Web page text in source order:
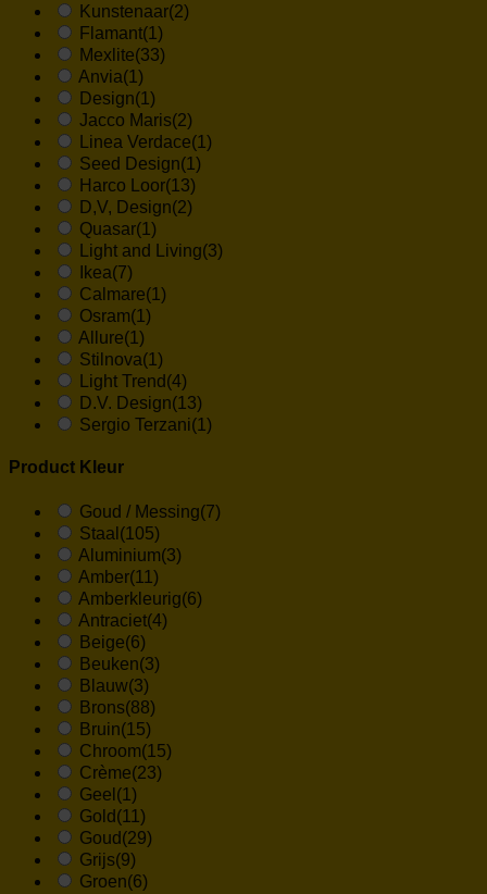
Kunstenaar(2)
Flamant(1)
Mexlite(33)
Anvia(1)
Design(1)
Jacco Maris(2)
Linea Verdace(1)
Seed Design(1)
Harco Loor(13)
D,V, Design(2)
Quasar(1)
Light and Living(3)
Ikea(7)
Calmare(1)
Osram(1)
Allure(1)
Stilnova(1)
Light Trend (4)
D.V. Design(13)
Sergio Terzani(1)
Product Kleur
Goud / Messing(7)
Staal (105)
Aluminium(3)
Amber(11)
Amberkleurig(6)
Antraciet(4)
Beige(6)
Beuken(3)
Blauw(3)
Brons(88)
Bruin(15)
Chroom(15)
Crème(23)
Geel (1)
Gold (11)
Goud (29)
Grijs(9)
Groen(6)